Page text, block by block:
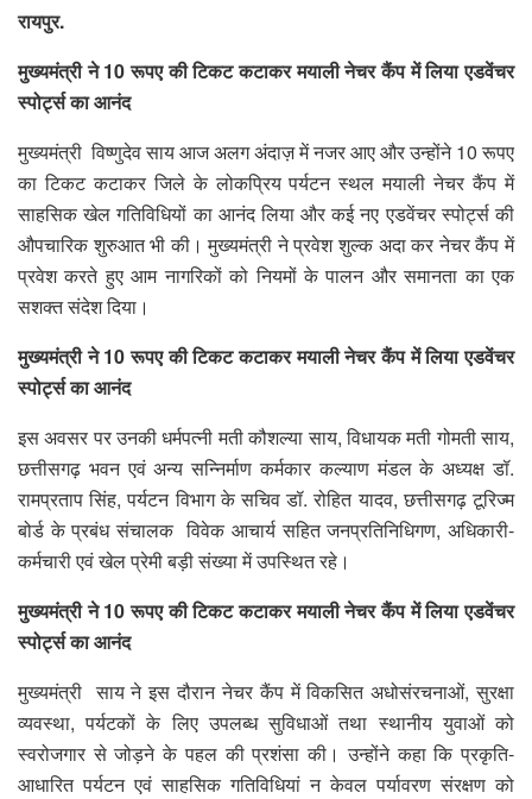
रायपुर.
मुख्यमंत्री ने 10 रूपए की टिकट कटाकर मयाली नेचर कैंप में लिया एडवेंचर
स्पोर्ट्स का आनंद
मुख्यमंत्री विष्णुदेव साय आज अलग अंदाज़ में नजर आए और उन्होंने 10 रूपए
का टिकट कटाकर जिले के लोकप्रिय पर्यटन स्थल मयाली नेचर कैंप में
साहसिक खेल गतिविधियों का आनंद लिया और कई नए एडवेंचर स्पोर्ट्स की
औपचारिक शुरुआत भी की। मुख्यमंत्री ने प्रवेश शुल्क अदा कर नेचर कैंप में
प्रवेश करते हुए आम नागरिकों को नियमों के पालन और समानता का एक
सशक्त संदेश दिया।
मुख्यमंत्री ने 10 रूपए की टिकट कटाकर मयाली नेचर कैंप में लिया एडवेंचर
स्पोर्ट्स का आनंद
इस अवसर पर उनकी धर्मपत्नी मती कौशल्या साय, विधायक मती गोमती साय,
छत्तीसगढ़ भवन एवं अन्य सन्निर्माण कर्मकार कल्याण मंडल के अध्यक्ष डॉ.
रामप्रताप सिंह, पर्यटन विभाग के सचिव डॉ. रोहित यादव, छत्तीसगढ़ टूरिज्म
बोर्ड के प्रबंध संचालक विवेक आचार्य सहित जनप्रतिनिधिगण, अधिकारी-
कर्मचारी एवं खेल प्रेमी बड़ी संख्या में उपस्थित रहे।
मुख्यमंत्री ने 10 रूपए की टिकट कटाकर मयाली नेचर कैंप में लिया एडवेंचर
स्पोर्ट्स का आनंद
मुख्यमंत्री साय ने इस दौरान नेचर कैंप में विकसित अधोसंरचनाओं, सुरक्षा
व्यवस्था, पर्यटकों के लिए उपलब्ध सुविधाओं तथा स्थानीय युवाओं को
स्वरोजगार से जोड़ने के पहल की प्रशंसा की। उन्होंने कहा कि प्रकृति-
आधारित पर्यटन एवं साहसिक गतिविधियां न केवल पर्यावरण संरक्षण को